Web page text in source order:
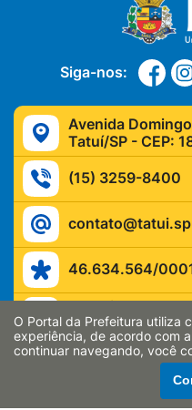
Siga-nos:
Avenida
Tatuí/SP - CEP:
(15) 3259-8400
46.634.564/
Atendimento ao
Segunda a
O Portal da Prefeitura utiliza
experiência, de acordo com a
continuar navegando, você